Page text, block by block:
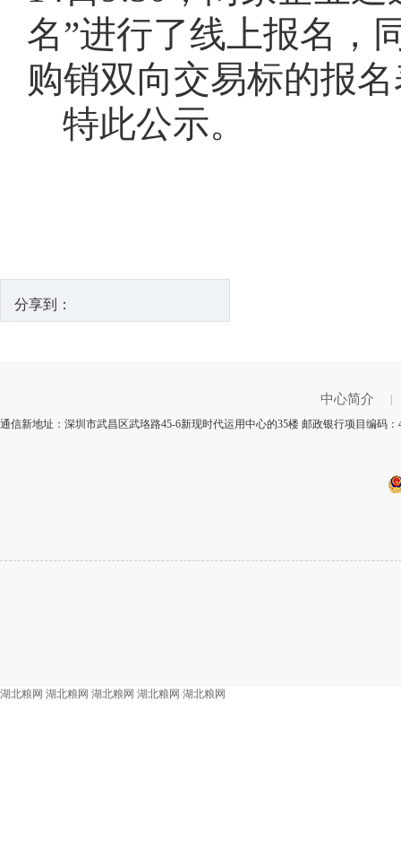
名”进行了线上报名，
购销双向交易标的报
特此公示。
分享到：
中心简介
通信新地址：深圳市武昌区武珞路45-6新现时代运用中心的35楼 邮政银行项目编码
湖北粮网 湖北粮网 湖北粮网 湖北粮网 湖北粮网